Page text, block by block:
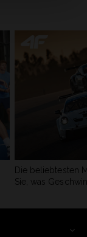
Die beliebtesten
Sie, was